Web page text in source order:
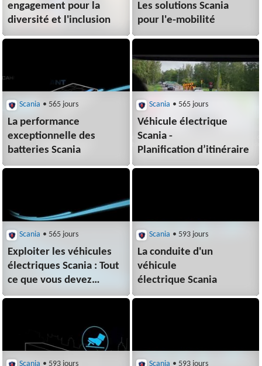
engagement pour la
diversité et l'inclusion
Les solutions Scania
pour l'e-mobilité
Scania • 565 jours
La performance
exceptionnelle des
batteries Scania
Scania • 565 jours
Véhicule électrique
Scania -
Planification d’itinéraire
Scania • 565 jours
Exploiter les véhicules
électriques Scania : Tout
ce que vous devez
savoir !
Scania • 593 jours
La conduite d'un
véhicule
électrique Scania
Scania • 593 jours Scania • 593 jours